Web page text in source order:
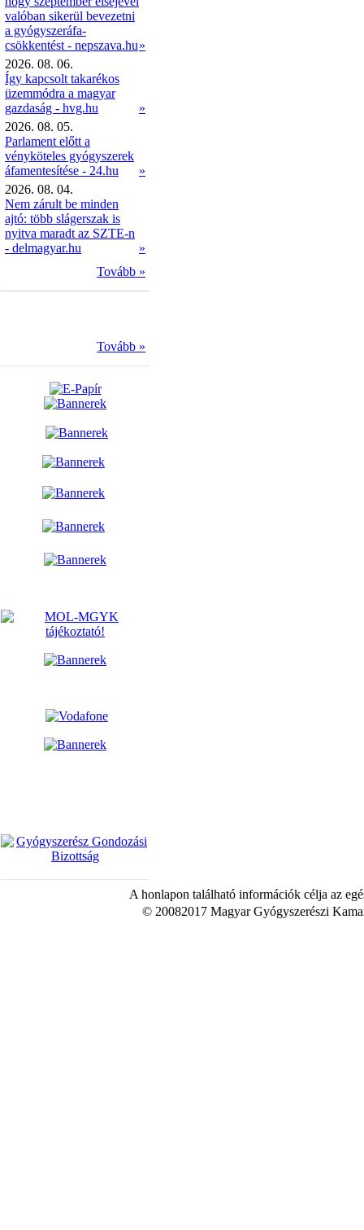
valóban sikerül bevezetni
a gyógyszeráfa-
csökkentést - nepszava.hu»
2026. 08. 06.
Így kapcsolt takarékos
üzemmódra a magyar
gazdaság - hvg.hu
»
2026. 08. 05.
Parlament előtt a
vényköteles gyógyszerek
áfamentesítése - 24.hu
»
2026. 08. 04.
Nem zárult be minden
ajtó: több slágerszak is
nyitva maradt az SZTE-n
- delmagyar.hu
»
Tovább »
Tovább »
A honlapon található információk célja az
© 20082017 Magyar Gyógyszerészi